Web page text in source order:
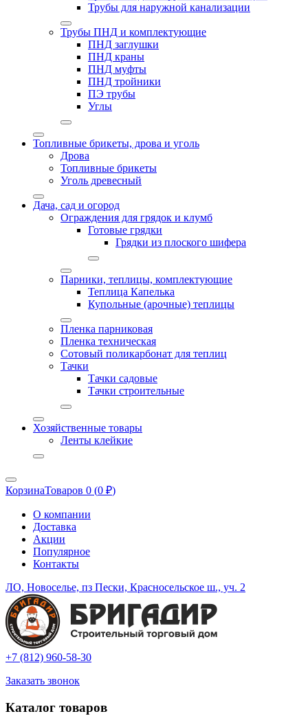
Трубы для наружной канализации
Трубы ПНД и комплектующие
ПНД заглушки
ПНД краны
ПНД муфты
ПНД тройники
ПЭ трубы
Углы
Топливные брикеты, дрова и уголь
Дрова
Топливные брикеты
Уголь древесный
Дача, сад и огород
Ограждения для грядок и клумб
Готовые грядки
Грядки из плоского шифера
Парники, теплицы, комплектующие
Теплица Капелька
Купольные (арочные) теплицы
Пленка парниковая
Пленка техническая
Сотовый поликарбонат для теплиц
Тачки
Тачки садовые
Тачки строительные
Хозяйственные товары
Ленты клейкие
КорзинаТоваров 0 (0 ₽)
О компании
Доставка
Акции
Популярное
Контакты
ЛО, Новоселье, пз Пески, Красносельское ш., уч. 2
+7 (812) 960-58-30
Заказать звонок
Каталог товаров